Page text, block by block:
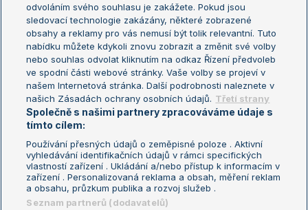
Turnaj mistrů
Turnaj mistryň
Aktualní trendy
Fotbalové přestupy
Livesport Daily
LS Prague Open
Podmínky užití
Nastavení soukromí
GDPR a žurnalistika
Reklama
Kontakt
Informace o zpracování osobních
údajů
odvoláním svého souhlasu je zakážete. Pokud jsou
sledovací technologie zakázány, některé zobrazené
obsahy a reklamy pro vás nemusí být tolik relevantní. Tuto
nabídku můžete kdykoli znovu zobrazit a změnit své volby
nebo souhlas odvolat kliknutím na odkaz Řízení předvoleb
ve spodní části webové stránky. Vaše volby se projeví v
našem Internetová stránka. Další podrobnosti naleznete v
našich Zásadách ochrany osobních údajů. Třetí strany
Společně s našimi partnery zpracováváme údaje s
tímto cílem:
Používání přesných údajů o zeměpisné poloze . Aktivní
vyhledávání identifikačních údajů v rámci specifických
vlastností zařízení . Ukládání a/nebo přístup k informacím v
zařízení . Personalizovaná reklama a obsah, měření reklam
a obsahu, průzkum publika a rozvoj služeb .
Seznam partnerů (dodavatelů)